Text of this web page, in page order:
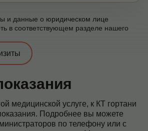
и данные о юридическом лице
в соответствующем разделе нашего
медицинской услуге, к КТ гортани
Подробнее вы можете
по телефону или с